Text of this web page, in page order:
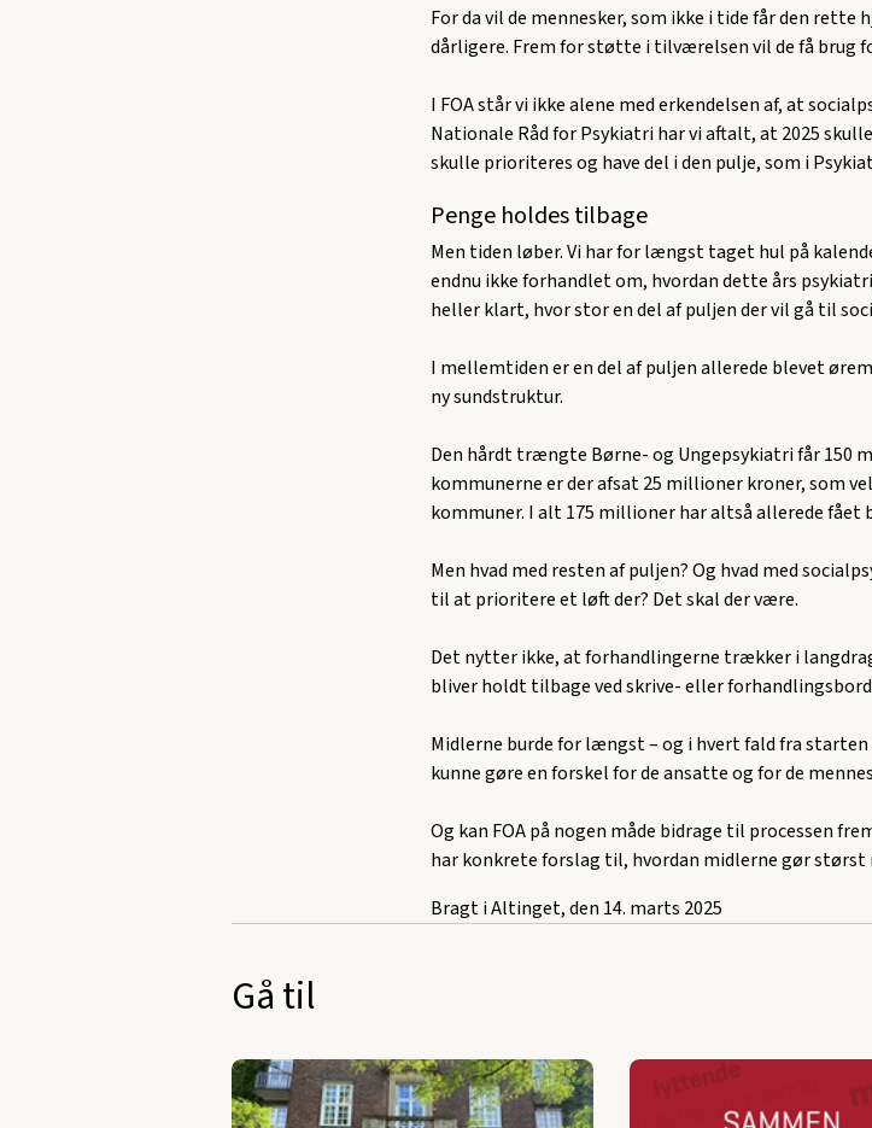
For da vil de mennesker, som ikke i tide får den
dårligere. Frem for støtte i tilværelsen vil de få brug
I FOA står vi ikke alene med erkendelsen af, at
Nationale Råd for Psykiatri har vi aftalt, at 2025
skulle prioriteres og have del i den pulje, som i
Penge holdes tilbage
Men tiden løber. Vi har for længst taget hul på
endnu ikke forhandlet om, hvordan dette års
heller klart, hvor stor en del af puljen der vil gå til
I mellemtiden er en del af puljen allerede blevet
ny sundstruktur.
Den hårdt trængte Børne- og Ungepsykiatri får 150
kommunerne er der afsat 25 millioner kroner, som
kommuner. I alt 175 millioner har altså allerede fået
Men hvad med resten af puljen? Og hvad med
til at prioritere et løft der? Det skal der være.
Det nytter ikke, at forhandlingerne trækker i
bliver holdt tilbage ved skrive- eller
Midlerne burde for længst – og i hvert fald fra
kunne gøre en forskel for de ansatte og for de
Og kan FOA på nogen måde bidrage til processen
har konkrete forslag til, hvordan midlerne gør størst
Bragt i Altinget, den 14. marts 2025
Gå til